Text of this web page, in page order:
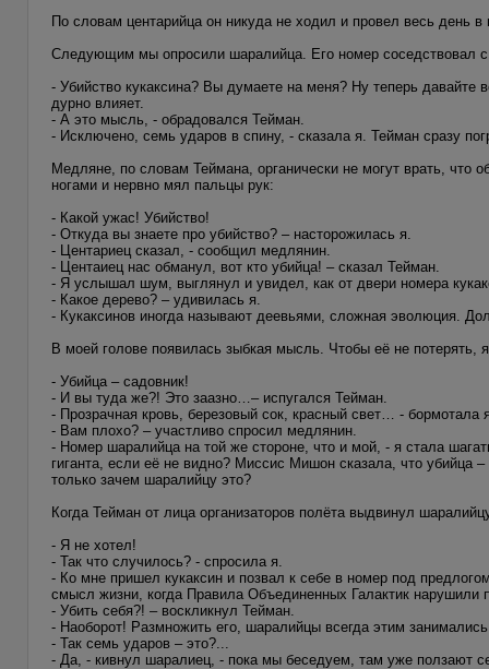
По словам центарийца он никуда не ходил и провел весь день в
Следующим мы опросили шаралийца. Его номер соседствовал
- Убийство кукаксина? Вы думаете на меня? Ну теперь
дурно влияет.
- А это мысль, - обрадовался Тейман.
- Исключено, семь ударов в спину, - сказала я. Тейман сразу
Медляне, по словам Теймана, органически не могут врать, что
ногами и нервно мял пальцы рук:
- Какой ужас! Убийство!
- Откуда вы знаете про убийство? – насторожилась я.
- Центариец сказал, - сообщил медлянин.
- Центаиец нас обманул, вот кто убийца! – сказал Тейман.
- Я услышал шум, выглянул и увидел, как от двери номера
- Какое дерево? – удивилась я.
- Кукаксинов иногда называют деевьями, сложная эволюция.
В моей голове появилась зыбкая мысль. Чтобы её не потерять,
- Убийца – садовник!
- И вы туда же?! Это заазно…– испугался Тейман.
- Прозрачная кровь, березовый сок, красный свет… - бормотала
- Вам плохо? – участливо спросил медлянин.
- Номер шаралийца на той же стороне, что и мой, - я стала
гиганта, если её не видно? Миссис Мишон сказала, что убийца
только зачем шаралийцу это?
Когда Тейман от лица организаторов полёта выдвинул
- Я не хотел!
- Так что случилось? - спросила я.
- Ко мне пришел кукаксин и позвал к себе в номер под
смысл жизни, когда Правила Объединенных Галактик
- Убить себя?! – воскликнул Тейман.
- Наоборот! Размножить его, шаралийцы всегда этим
- Так семь ударов – это?...
- Да, - кивнул шаралиец, - пока мы беседуем, там уже ползают